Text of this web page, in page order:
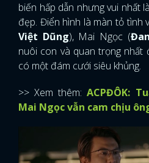
biến hấp dẫn nhưng vui nhất
đẹp. Điển hình là màn tỏ tình
Việt Dũng), Mai Ngọc (
nuôi con và quan trọng
có một đám cưới siêu khủng.
>> Xem thêm:ACPĐÔK:
Mai Ngọc vẫn cam chịu